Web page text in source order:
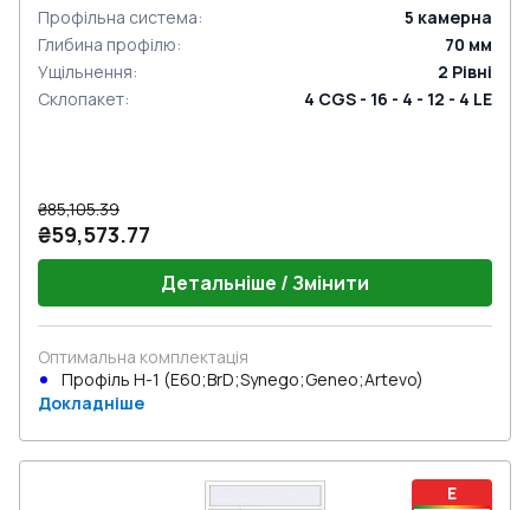
Профільна система: 5 камерна
Глибина профілю: 70 мм
Ущільнення: 2 Рівні
Склопакет: 4 CGS - 16 - 4 - 12 - 4 LE
₴85,105.39
₴59,573.77
Детальніше / Змінити
Оптимальна комплектація
Профіль Н-1 (E60;BrD;Synego;Geneo;Artevo)
Докладніше
E